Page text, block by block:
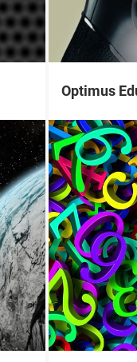
Optimus